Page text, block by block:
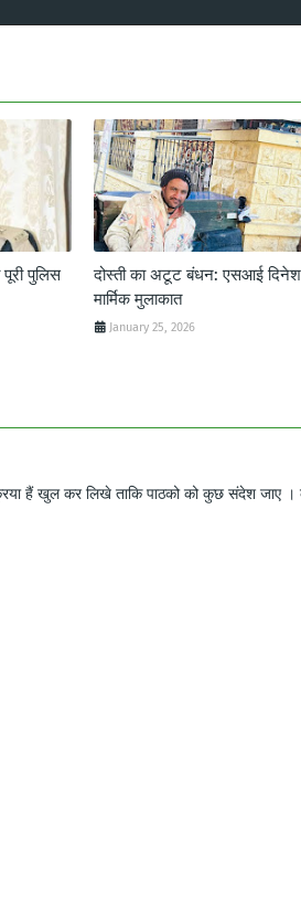
पुलिस
दोस्ती का अटूट बंधन: एसआई
मार्मिक मुलाकात
January 25, 2026
हैं खुल कर लिखे ताकि पाठको को कुछ संदेश जाए ।